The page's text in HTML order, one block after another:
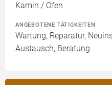
Kamin / Ofen
ANGEBOTENE TÄTIGKEITEN
Wartung, Reparatur,
Austausch, Beratung